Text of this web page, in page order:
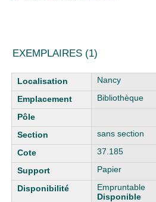
EXEMPLAIRES (1)
Liste des exemplaires
Nancy
Bibliothèque
sans section
37.185
Papier
Empruntable
Disponible